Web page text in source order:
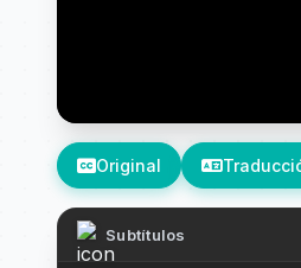
Original
Subtítulos